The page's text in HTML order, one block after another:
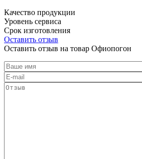
Качество продукции
Уровень сервиса
Срок изготовления
Оставить отзыв
Оставить отзыв на товар Офиопогон